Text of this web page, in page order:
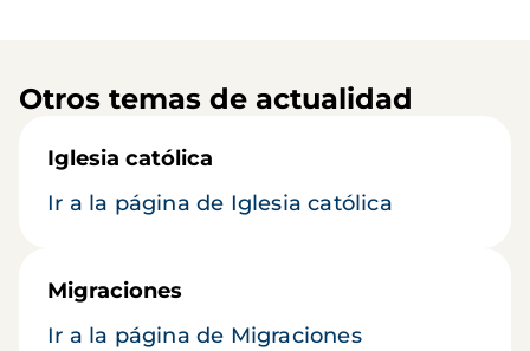
Otros temas de actualidad
Iglesia católica
Ir a la página de Iglesia católica
Migraciones
Ir a la página de Migraciones